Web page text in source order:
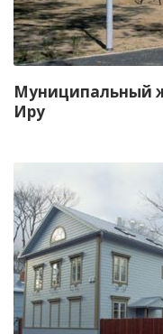
Муниципальный
Иру